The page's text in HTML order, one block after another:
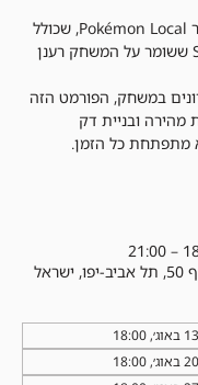
הצטרפו אלינו לטורניר Pokémon Local, שכולל
את פורמט Standard ששומר על המשחק רענן
במשחק, הפורמט הזה
ובניית דק
מתפתחת כל הזמן.